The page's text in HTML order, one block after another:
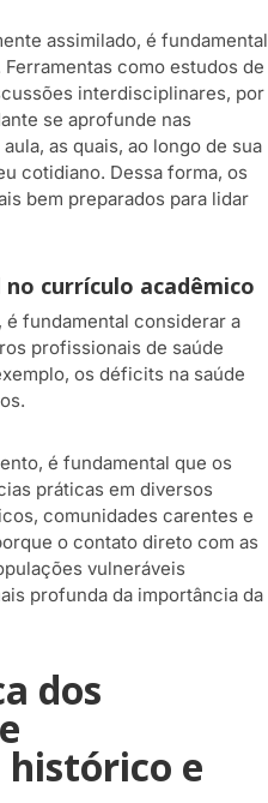
assimilado, é fundamental
como estudos de
interdisciplinares, por
se aprofunde nas
as quais, ao longo de sua
cotidiano. Dessa forma, os
bem preparados para lidar
currículo acadêmico
é fundamental considerar a
profissionais de saúde
os déficits na saúde
é fundamental que os
práticas em diversos
comunidades carentes e
o contato direto com as
vulneráveis
profunda da importância da
dos
histórico e